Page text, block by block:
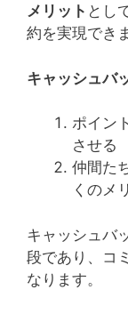
メリット とし
約を実現でき
キャッシュバ
ポイン
させる
仲間た
くのメ
キャッシュバ
段であり、コ
なります。